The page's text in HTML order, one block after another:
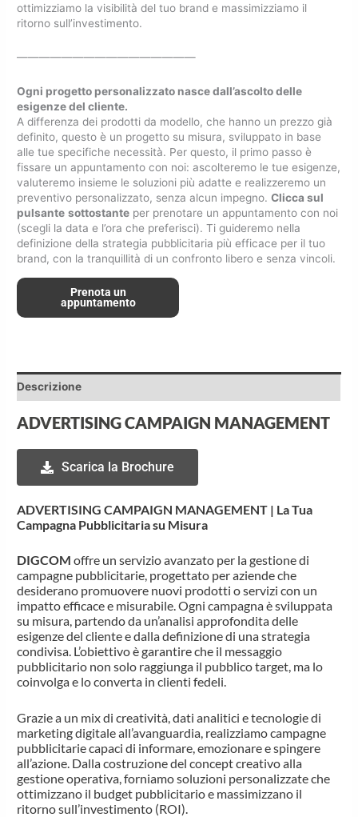
ottimizziamo la visibilità del tuo brand e massimizziamo il
ritorno sull’investimento.
————————————————
Ogni progetto personalizzato nasce dall’ascolto delle
esigenze del cliente.
A differenza dei prodotti da modello, che hanno un prezzo già
definito, questo è un progetto su misura, sviluppato in base
alle tue specifiche necessità. Per questo, il primo passo è
fissare un appuntamento con noi: ascolteremo le tue esigenze,
valuteremo insieme le soluzioni più adatte e realizzeremo un
preventivo personalizzato, senza alcun impegno.Clicca sul
pulsante sottostante per prenotare un appuntamento con noi
(scegli la data e l’ora che preferisci). Ti guideremo nella
definizione della strategia pubblicitaria più efficace per il tuo
brand, con la tranquillità di un confronto libero e senza vincoli.
Prenota un
appuntamento
Descrizione
ADVERTISING CAMPAIGN MANAGEMENT
Scarica la Brochure
ADVERTISING CAMPAIGN MANAGEMENT | La Tua
Campagna Pubblicitaria su Misura
DIGCOM offre un servizio avanzato per la gestione di
campagne pubblicitarie, progettato per aziende che
desiderano promuovere nuovi prodotti o servizi con un
impatto efficace e misurabile. Ogni campagna è sviluppata
su misura, partendo da un’analisi approfondita delle
esigenze del cliente e dalla definizione di una strategia
condivisa. L’obiettivo è garantire che il messaggio
pubblicitario non solo raggiunga il pubblico target, ma lo
coinvolga e lo converta in clienti fedeli.
Grazie a un mix di creatività, dati analitici e tecnologie di
marketing digitale all’avanguardia, realizziamo campagne
pubblicitarie capaci di informare, emozionare e spingere
all’azione. Dalla costruzione del concept creativo alla
gestione operativa, forniamo soluzioni personalizzate che
ottimizzano il budget pubblicitario e massimizzano il
ritorno sull’investimento (ROI).